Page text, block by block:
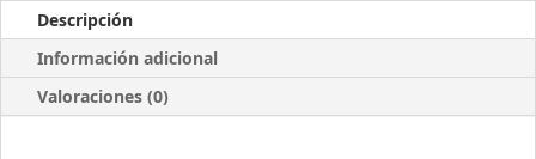
FISSURE
BLANCO
cantidad
Descripción
Información adicional
Valoraciones (0)